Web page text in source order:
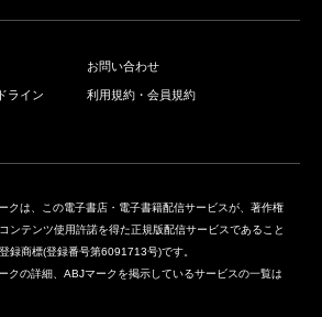
お問い合わせ
ライン 利用規約・会員規約
クは、この電子書店・電子書籍配信サービスが、著作権
ンテンツ使用許諾を得た正規版配信サービスであること
録商標(登録番号第6091713号)です。
クの詳細、ABJマークを掲示しているサービスの一覧は